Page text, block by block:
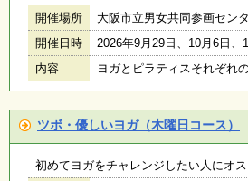
開催場所
大阪市立男女共同参画セン
開催日時
2026年9月29日、10月6日
内容
ヨガとピラティスそれぞれ
ツボ・優しいヨガ（木曜日コース）
初めてヨガをチャレンジしたい人にオス